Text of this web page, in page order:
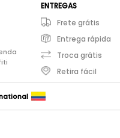
ENTREGAS
Frete grátis
Entrega rápida
Troca grátis
Retira fácil